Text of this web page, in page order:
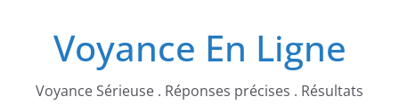
Voyance En Ligne
Voyance Sérieuse . Réponses précises . Résultats